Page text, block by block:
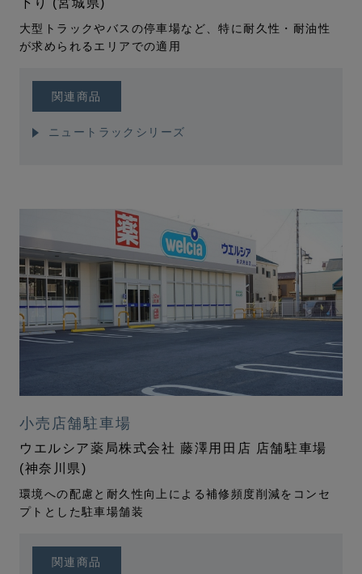
下り (宮城県)
大型トラックやバスの停車場など、特に耐久性・耐油性
が求められるエリアでの適用
関連商品
ニュートラックシリーズ
小売店舗駐車場
ウエルシア薬局株式会社 藤澤用田店 店舗駐車場
(神奈川県)
環境への配慮と耐久性向上による補修頻度削減をコンセ
プトとした駐車場舗装
関連商品